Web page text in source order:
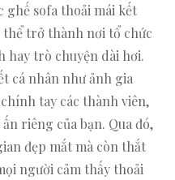
ghế sofa thoải mái kết
trở thành nơi tổ chức
hay trò chuyện dài hơi.
cá nhân như ảnh gia
tay các thành viên,
riêng của bạn. Qua đó,
đẹp mắt mà còn thắt
người cảm thấy thoải